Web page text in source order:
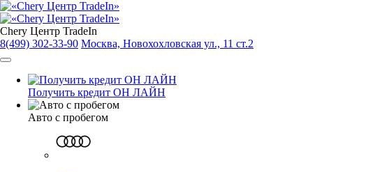
Chery Центр TradeIn
8(499) 302-33-90 Москва, Новохохловская ул., 11 ст.2
Получить кредит ОН ЛАЙН
Авто с пробегом